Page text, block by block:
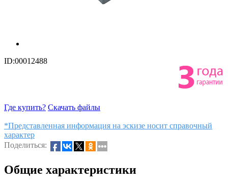
ID:00012488
Где купить? Скачать файлы
*Представленная информация на эскизе носит справочный
характер
Поделиться:
Общие характеристики